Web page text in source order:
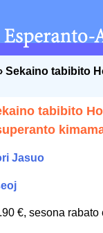
› Sekaino tabibito
tabibito
Jasuo
€, sesona rabato